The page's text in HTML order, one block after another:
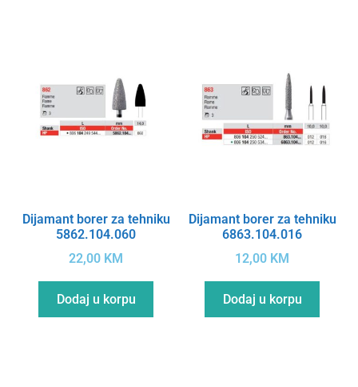
Dijamant borer za tehniku
5862.104.060
22,00 KM
Dodaj u korpu
Dijamant borer za tehniku
6863.104.016
12,00 KM
Dodaj u korpu